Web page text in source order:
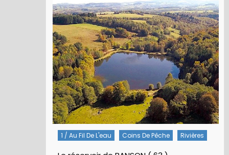
1 / Au Fil De L'eau Coins De Pêche Rivières